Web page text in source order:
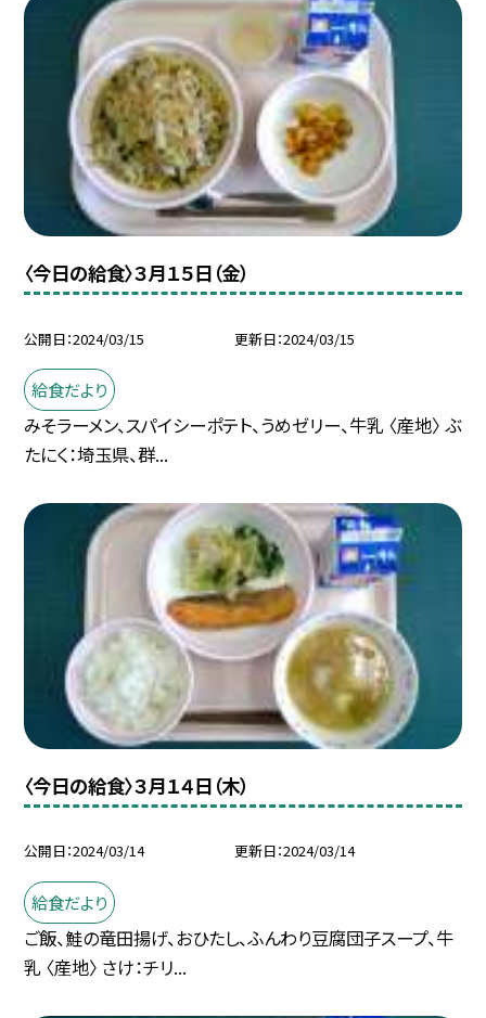
〈今日の給食〉３月１５日（金）
公開日 2024/03/15 更新日 2024/03/15
給食だより
みそラーメン、スパイシーポテト、うめゼリー、牛乳 〈産地〉 ぶ
たにく：埼玉県、群...
〈今日の給食〉３月１４日（木）
公開日 2024/03/14 更新日 2024/03/14
給食だより
ご飯、鮭の竜田揚げ、おひたし、ふんわり豆腐団子スープ、牛
乳 〈産地〉 さけ：チリ...